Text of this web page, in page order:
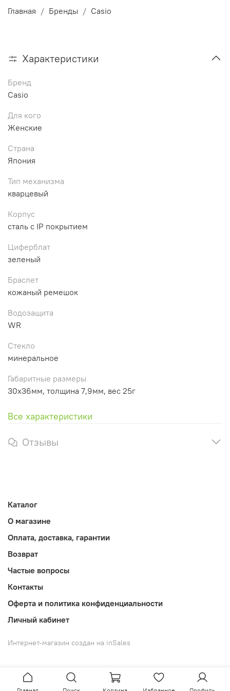
Главная Бренды Casio
Характеристики
Бренд
Casio
Для кого
Женские
Страна
Япония
Тип механизма
кварцевый
Корпус
сталь с IP покрытием
Циферблат
зеленый
Браслет
кожаный ремешок
Водозащита
WR
Стекло
минеральное
Габаритные размеры
30x36мм, толщина 7,9мм, вес 25г
Все характеристики
Отзывы
Каталог
О магазине
Оплата, доставка, гарантии
Возврат
Частые вопросы
Контакты
Оферта и политика конфиденциальности
Личный кабинет
Интернет-магазин создан на inSales